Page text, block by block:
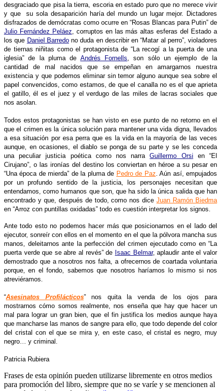
desgraciado que pisa la tierra, escoria en estado puro que no merece vivir
y que su sola desaparición haría del mundo un lugar mejor. Dictadores
disfrazados de demócratas como ocurre en “Rosas Blancas para Putin” de
Julio Fernández Peláez , corruptos en las más altas esferas del Estado a
los que Daniel Barredono duda en describir en “Matar al perro”, violadores
de tiernas niñitas como el protagonista de “La recogí a la puerta de una
iglesia” de la pluma de Andrés Fornells , son sólo un ejemplo de la
cantidad de mal nacidos que se empeñan en amargarnos nuestra
existencia y que podemos eliminar sin temor alguno aunque sea sobre el
papel convencidos, como estamos, de que el canalla no es el que aprieta
el gatillo, él es el juez y el verdugo de las miles de lacras sociales que
nos asolan.
Todos estos protagonistas se han visto en ese punto de no retorno en el
que el crimen es la única solución para mantener una vida digna, llevados
a esa situación por esa perra que es la vida en la mayoría de las veces
aunque, en ocasiones, el diablo se ponga de su parte y se les conceda
una peculiar justicia poética como nos narraGuillermo Orsi en “El
Cirujano”, o las ironías del destino los conviertan en héroe a su pesar en
“Una época de mierda” de la pluma de Pedro de Paz . Aún así, empujados
por un profundo sentido de la justicia, los personajes necesitan que
entendamos, como humanos que son, que ha sido la única salida que han
encontrado y que, después de todo, como nos diceJuan Ramón Biedma
en “Arroz con puntillas oxidadas” todo es cuestión interpretar los signos.
Ante todo esto no podemos hacer más que posicionarnos en el lado del
ejecutor, sonreír con ellos en el momento en el que la pólvora mancha sus
manos, deleitarnos ante la perfección del crimen ejecutado como en “La
puerta verde que se abre al revés” de Isaac Belmar, aplaudir ante el valor
demostrado que a nosotros nos falta, a ofrecernos de coartada voluntaria
porque, en el fondo, sabemos que nosotros haríamos lo mismo si nos
atreviéramos.
“Asesinatos Profilácticos” nos quita la venda de los ojos para
mostrarnos cómo somos realmente, nos enseña que hay que hacer un
mal para lograr un gran bien, que el fin justifica los medios aunque haya
que mancharse las manos de sangre para ello, que todo depende del color
del cristal con el que se mira y, en este caso, el cristal es negro, muy
negro… y criminal.
Patricia Rubiera
Frases de esta opinión pueden utilizarse libremente en otros medios
para promoción del libro, siempre que no se varíe y se mencionen al